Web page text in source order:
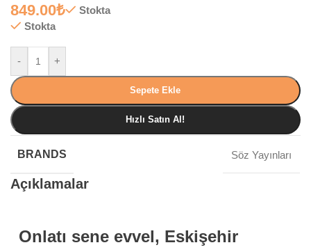
849.00₺
Stokta
Stokta
- +
Sepete Ekle
Hızlı Satın Al!
BRANDS Söz Yayınları
Açıklamalar
Onlatı sene evvel, Eskişehir